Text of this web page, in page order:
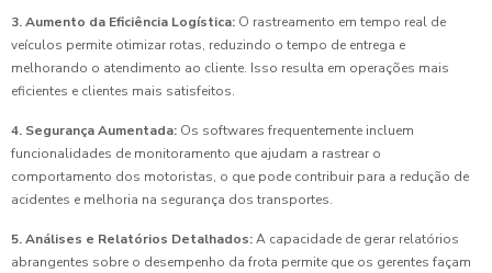
3. Aumento da Eficiência Logística: O rastreamento em tempo real de
veículos permite otimizar rotas, reduzindo o tempo de entrega e
melhorando o atendimento ao cliente. Isso resulta em operações mais
eficientes e clientes mais satisfeitos.
4. Segurança Aumentada: Os softwares frequentemente incluem
funcionalidades de monitoramento que ajudam a rastrear o
comportamento dos motoristas, o que pode contribuir para a redução de
acidentes e melhoria na segurança dos transportes.
5. Análises e Relatórios Detalhados:A capacidade de gerar relatórios
abrangentes sobre o desempenho da frota permite que os gerentes façam